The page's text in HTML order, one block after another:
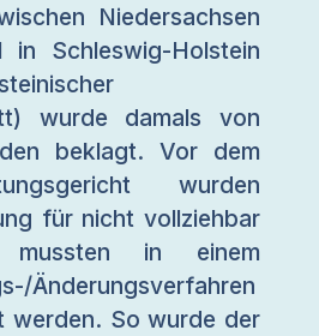
Niedersachsen
Schleswig-Holstein
wurde damals von
beklagt. Vor dem
wurden
für nicht vollziehbar
in einem
Änderungsverfahren
werden. So wurde der